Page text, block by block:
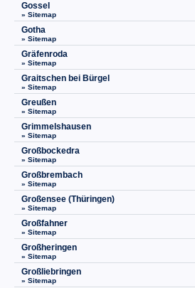
Gossel
» Sitemap
Gotha
» Sitemap
Gräfenroda
» Sitemap
Graitschen bei Bürgel
» Sitemap
Greußen
» Sitemap
Grimmelshausen
» Sitemap
Großbockedra
» Sitemap
Großbrembach
» Sitemap
Großensee (Thüringen)
» Sitemap
Großfahner
» Sitemap
Großheringen
» Sitemap
Großliebringen
» Sitemap